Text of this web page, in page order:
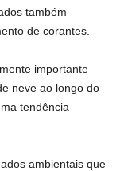
também
de corantes.
importante
neve ao longo do
tendência
ambientais que